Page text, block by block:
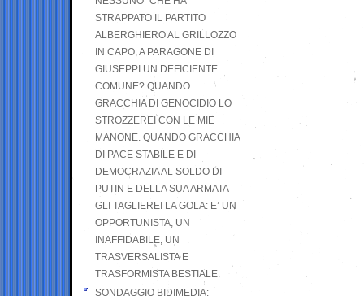
STRAPPATO IL PARTITO
ALBERGHIERO AL GRILLOZZO
IN CAPO, A PARAGONE DI
GIUSEPPI UN DEFICIENTE
COMUNE? QUANDO
GRACCHIA DI GENOCIDIO LO
STROZZEREI CON LE MIE
MANONE. QUANDO GRACCHIA
DI PACE STABILE E DI
DEMOCRAZIA AL SOLDO DI
PUTIN E DELLA SUA ARMATA
GLI TAGLIEREI LA GOLA: E’ UN
OPPORTUNISTA, UN
INAFFIDABILE, UN
TRASVERSALISTA E
TRASFORMISTA BESTIALE.
SONDAGGIO BIDIMEDIA: